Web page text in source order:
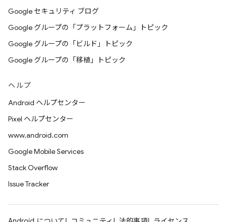
Google セキュリティ ブログ
Google グループの「プラットフォーム」トピック
Google グループの「ビルド」トピック
Google グループの「移植」トピック
ヘルプ
Android ヘルプセンター
Pixel ヘルプセンター
www.android.com
Google Mobile Services
Stack Overflow
Issue Tracker